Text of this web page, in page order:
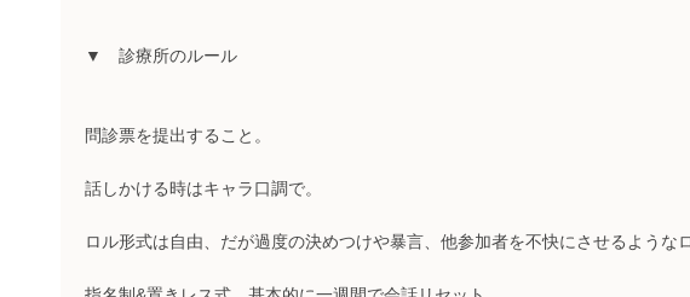
▼ 診療所のルール
問診票を提出すること。
話しかける時はキャラ口調で。
ロル形式は自由、だが過度の決めつけや暴言、他参加者を不快にさせるような